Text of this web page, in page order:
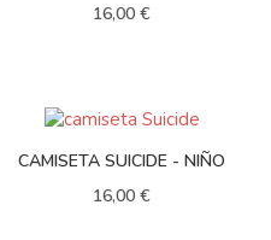
16,00 €
CAMISETA SUICIDE - NIÑO
16,00 €